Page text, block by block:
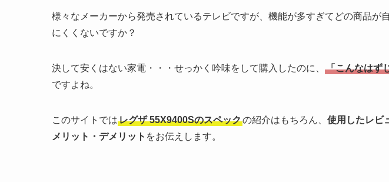
様々なメーカーから発売されているテレビですが、機能が多すぎてどの商品が
にくくないですか？
決して安くはない家電・・・せっかく吟味をして購入したのに、 「こんなはず
ですよね。
このサイトではレグザ 55X9400Sのスペックの紹介はもちろん、 使用したレビ
メリット・デメリット をお伝えします。